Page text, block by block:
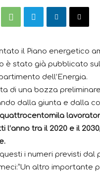
il Piano energetico
è stato già pubblicato
dell’Energia.
di una bozza
dalla giunta e dalla
l’anno tra il 2020 e il
i numeri previsti
altro importante